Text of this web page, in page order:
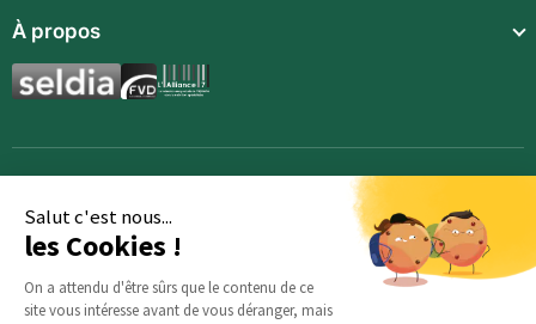
Salut c'est nous...
les Cookies !
On a attendu d'être sûrs que le contenu de ce
site vous intéresse avant de vous déranger, mais
Compléments alimentaires
Boissons techniques
Communauté
Magazine
À propos
Qui sommes-nous ?
Opportunités
Inscription